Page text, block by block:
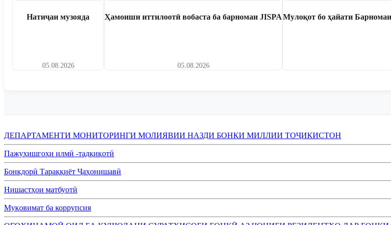
Натиҷаи музояда
05.08.2026
Ҳамоиши иттилоотӣ вобаста ба барномаи JISPA
05.08.2026
Мулоқот бо ҳайати
ДЕПАРТАМЕНТИ МОНИТОРИНГИ МОЛИЯВИИ НАЗДИ БОНКИ МИЛЛИИ ТОҶИКИСТОН
Пажуҳишгоҳи илмӣ -тадқиқотӣ
Бонкдорӣ Тараққиёт Ҷаҳонишавӣ
Нишастҳои матбуотӣ
Муқовимат ба коррупсия